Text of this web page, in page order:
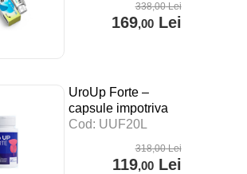
338,00Lei
169,00Lei
UroUp Forte –
capsule impotriva
prostatitei – 20 cps
Cod: UUF20L
318,00Lei
119,00Lei